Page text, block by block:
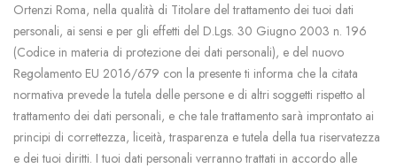
Ortenzi Roma, nella qualità di Titolare del trattamento dei tuoi dati
personali, ai sensi e per gli effetti del D.Lgs. 30 Giugno 2003 n. 196
(Codice in materia di protezione dei dati personali), e del nuovo
Regolamento EU 2016/679 con la presente ti informa che la citata
normativa prevede la tutela delle persone e di altri soggetti rispetto al
trattamento dei dati personali, e che tale trattamento sarà improntato ai
principi di correttezza, liceità, trasparenza e tutela della tua riservatezza
e dei tuoi diritti. I tuoi dati personali verranno trattati in accordo alle